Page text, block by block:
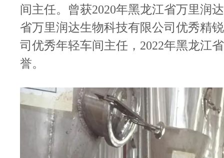
间主任。 曾获2020年黑龙江省万里润
省万里润达生物科技有限公司优秀精
司优秀年轻车间主任，2022年黑龙江
誉。